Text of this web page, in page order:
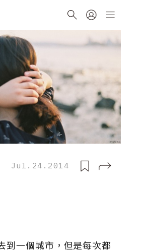
Jul.24.2014
到一個城市，但是每次都